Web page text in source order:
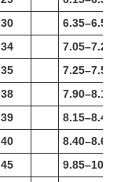
30
6.35–6.50
34
7.05–7.25
35
7.25–7.50
38
7.90–8.15
39
8.15–8.40
40
8.40–8.65
45